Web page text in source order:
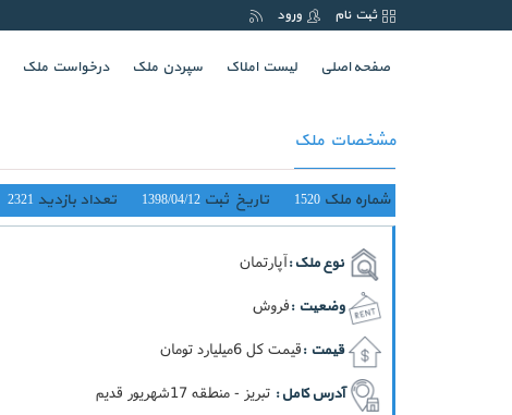
ثبت نام ورود
صفحه اصلی لیست املاک سپردن ملک درخواست ملک
مشخصات ملک
شماره ملک 1520 تاریخ ثبت 1398/04/12 تعداد بازدید 2321
نوع ملک :آپارتمان
وضعیت :فروش
قیمت :قيمت کل 6ميليارد تومان
آدرس کامل : تبریز - منطقه 17شهریور قدیم